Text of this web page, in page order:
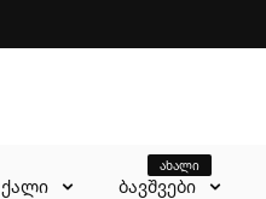
ქალი ბავშვები
ახალი